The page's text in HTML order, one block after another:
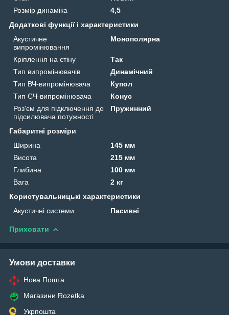
Розмір динаміка
4,5
Додаткові функції і характеристики
Акустичне
випромінювання
Монополярна
Кріплення на стіну
Так
Тип випромінювачів
Динамічний
Тип ВЧ-випромінювача
Купол
Тип СЧ-випромінювача
Конус
Роз'єм для підключення до
підсилювача потужності
Пружинний
Габаритні розміри
Ширина
145 мм
Висота
215 мм
Глибина
100 мм
Вага
2 кг
Користувальницькі характеристики
Акустичні системи
Пасивні
Приховати
Умови доставки
Нова Пошта
Магазини Rozetka
Укрпошта